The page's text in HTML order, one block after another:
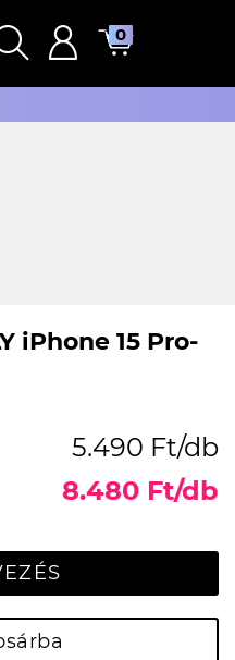
0
iPhone 15 Pro-
5.490 Ft/db
8.480 Ft/db